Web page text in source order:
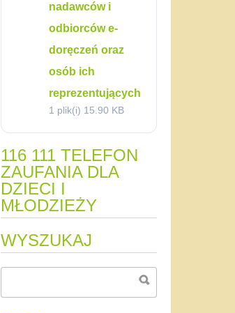
nadawców i
odbiorców e-
doręczeń oraz
osób ich
reprezentujących
1 plik(i) 15.90 KB
116 111 TELEFON
ZAUFANIA DLA
DZIECI I
MŁODZIEŻY
WYSZUKAJ